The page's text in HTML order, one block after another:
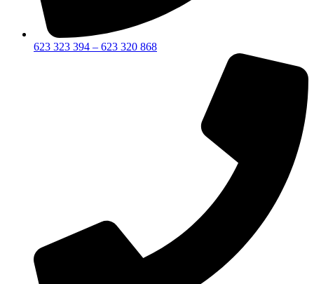
623 323 394 – 623 320 868